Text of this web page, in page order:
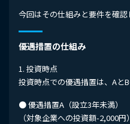
今回はその仕組みと要件を確認
優遇措置の仕組み
1. 投資時点
投資時点での優遇措置は、Aと
● 優遇措置A（設立3年未満）
（対象企業への投資額-2,000